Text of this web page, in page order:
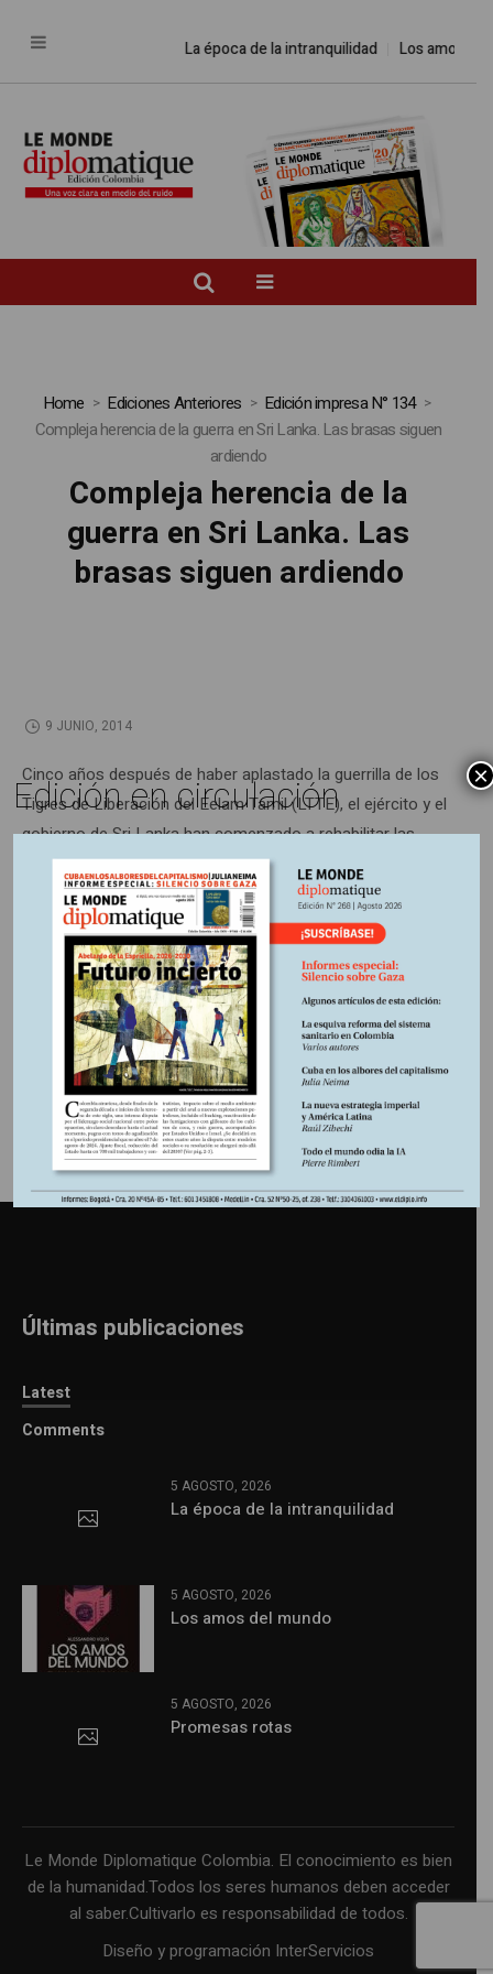
La época de la intranquilidad Los amos del
Home Ediciones Anteriores
Edición impresa N° 134
Compleja herencia de la guerra en Sri Lanka. Las brasas siguen
ardiendo
Compleja herencia de la
guerra en Sri Lanka. Las
brasas siguen ardiendo
9 JUNIO, 2014
Cinco años después de haber aplastado la guerrilla de los
Tigres de Liberación del Eelam Tamil (LTTE), el ejército y el
gobierno de Sri Lanka han comenzado a rehabilitar las
zonas de los combates. Pero el país sigue dividido entre la
mayoría cingalesa y la minoría tamil, y el resentimiento está
latente.
Información adicional
Últimas publicaciones
Latest
Comments
5 AGOSTO, 2026
La época de la intranquilidad
5 AGOSTO, 2026
Los amos del mundo
5 AGOSTO, 2026
Promesas rotas
Le Monde Diplomatique Colombia. El conocimiento es bien
de la humanidad.Todos los seres humanos deben acceder
al saber.Cultivarlo es responsabilidad de todos.
Diseño y programación InterServicios
Edición en circulación ×